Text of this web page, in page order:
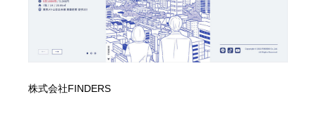
株式会社FINDERS